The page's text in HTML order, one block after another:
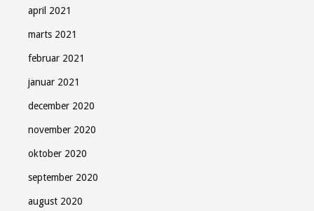
april 2021
marts 2021
februar 2021
januar 2021
december 2020
november 2020
oktober 2020
september 2020
august 2020